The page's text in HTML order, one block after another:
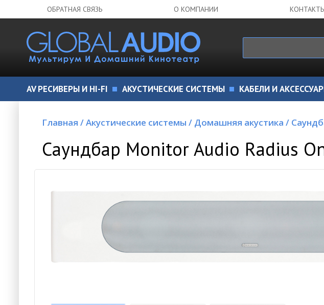
ОБРАТНАЯ СВЯЗЬ О КОМПАНИИ
AV РЕСИВЕРЫ И HI-FI АКУСТИЧЕСКИЕ СИСТЕМЫ КАБЕЛИ И
Главная /Акустические системы / Домашняя акустика /
Саундбар Monitor Audio Radius